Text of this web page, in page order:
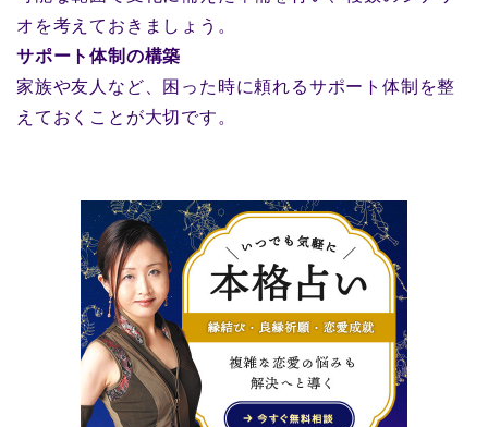
オを考えておきましょう。
サポート体制の構築
家族や友人など、困った時に頼れるサポート体制を整
えておくことが大切です。